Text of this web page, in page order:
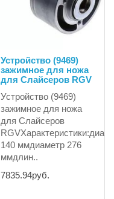
Устройство (9469)
зажимное для ножа
для Слайсеров RGV
Устройство (9469)
зажимное для ножа
для Слайсеров
140 ммдиаметр 276
ммдлин..
7835.94руб.